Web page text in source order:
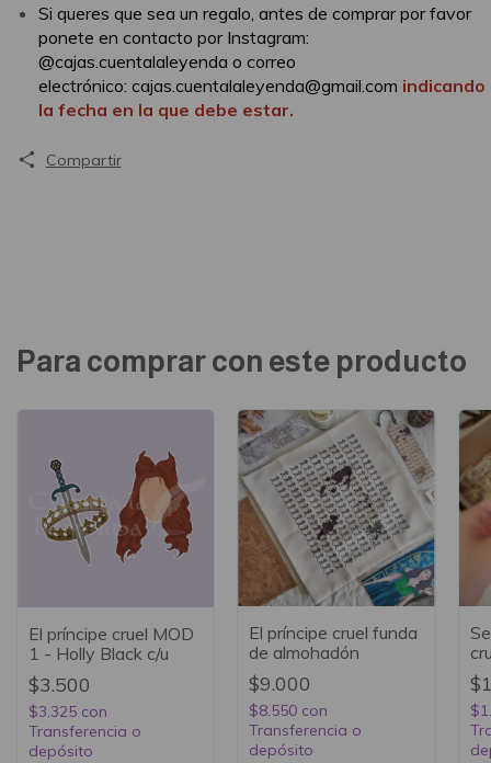
Si queres que sea un regalo, antes de comprar por favor
ponete en contacto por Instagram:
@cajas.cuentalaleyenda o correo
electrónico: cajas.cuentalaleyenda@gmail.com indicando
la fecha en la que debe estar.
Compartir
Para comprar con este producto
El príncipe cruel MOD
1 - Holly Black c/u
$3.500
$3.325 con
Transferencia o
depósito
El príncipe cruel funda
de almohadón
$9.000
$8.550 con
Transferencia o
depósito